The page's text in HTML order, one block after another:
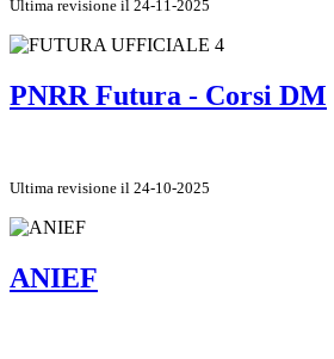
Ultima revisione il 24-11-2025
PNRR Futura - Corsi DM
Ultima revisione il 24-10-2025
ANIEF